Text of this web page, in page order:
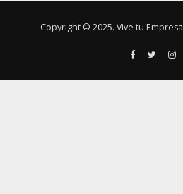
Copyright © 2025. Vive tu Empresa